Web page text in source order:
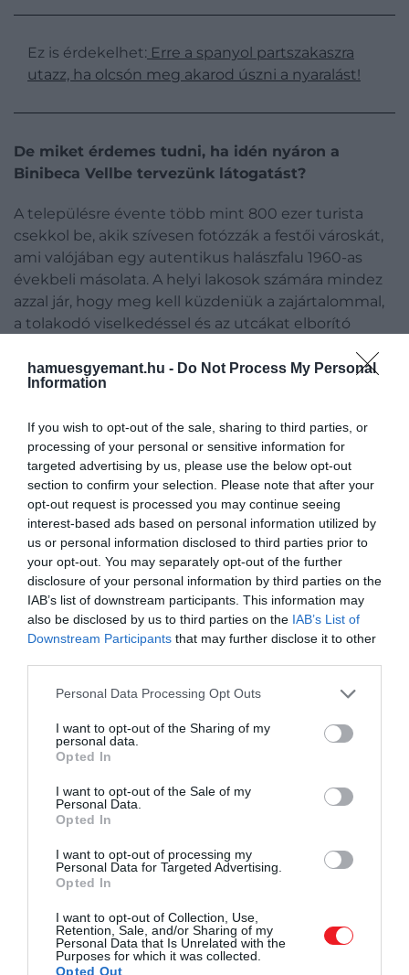
hamuesgyemant.hu - Do Not Process My Personal
Information
If you wish to opt-out of the sale, sharing to third parties, or
processing of your personal or sensitive information for
targeted advertising by us, please use the below opt-out
section to confirm your selection. Please note that after your
opt-out request is processed you may continue seeing
interest-based ads based on personal information utilized by
us or personal information disclosed to third parties prior to
your opt-out. You may separately opt-out of the further
disclosure of your personal information by third parties on the
IAB’s list of downstream participants. This information may
also be disclosed by us to third parties on the IAB’s List of
Downstream Participants that may further disclose it to other
Please note that this website/app uses one or more Google
not limited to your visit or usage behaviour. You may click to
grant or deny consent to Google and its third-party tags to
use your data for below specified purposes in below Google
consent section.
Personal Data Processing Opt Outs
I want to opt-out of the Sharing of my
personal data.
Opted In
I want to opt-out of the Sale of my
Personal Data.
Opted In
I want to opt-out of processing my
Personal Data for Targeted Advertising.
Opted In
I want to opt-out of Collection, Use,
Retention, Sale, and/or Sharing of my
Personal Data that Is Unrelated with the
Purposes for which it was collected.
Opted Out
Ez is érdekelhet: Erre a spanyol partszakaszra
utazz, ha olcsón meg akarod úszni a nyaralást!
De miket érdemes tudni, ha idén nyáron a
Binibeca Vellbe tervezünk látogatást?
A településre évente több mint 800 ezer turista
csekkol be, akik szívesen fotózzák a festői városkát,
ami valójában egy autentikus halászfalu 1960-as
évekbeli másolata. A helyi lakosok számára mindez
azzal jár, hogy meg kell küzdeniük a zajártalommal,
a tolakodó viselkedéssel és az utcákat elborító
A turisták bementek a
házakba, leültek a székekre,
elvittek dolgokat, felmásztak
a falainkra, szabadtéri
ivópartikat tartottak. Ha ezt
nem szabályozzák, minden
nyáron ez fog történni
A Binibeca Vell 195 lakástulajdonosát képviselő
szervezet azonban nem hibáztatja közvetlenül a
turistákat. Ehelyett a hatóságok hibájának tartják,
akik nem hoztak olyan szabályokat, amelyek
biztosítanák a lakosok jólétét.
A Binibeca Vell összesen 195 lakástulajdonosát
képviselő szervezet azonban nem közvetlenül a
turistákat hibáztatja mindezért. Ehelyett a
hatóságok felelősségét firtatják, akik szerintük nem
hoztak olyan szabályokat, amelyek biztosítanák a
lakosok jólétét.